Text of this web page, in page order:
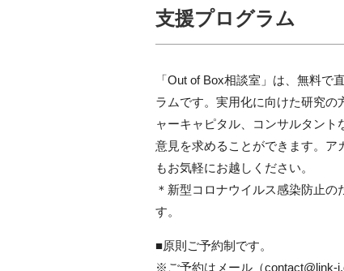
支援プログラム
「Out of Box相談室」は、無料
ラムです。実用化に向けた研究
ャーキャピタル、コンサルタン
意見を求めることができます。
もお気軽にお越しください。
＊新型コロナウイルス感染防止
す。
■原則ご予約制です。
※ご予約はメール（contact@link-